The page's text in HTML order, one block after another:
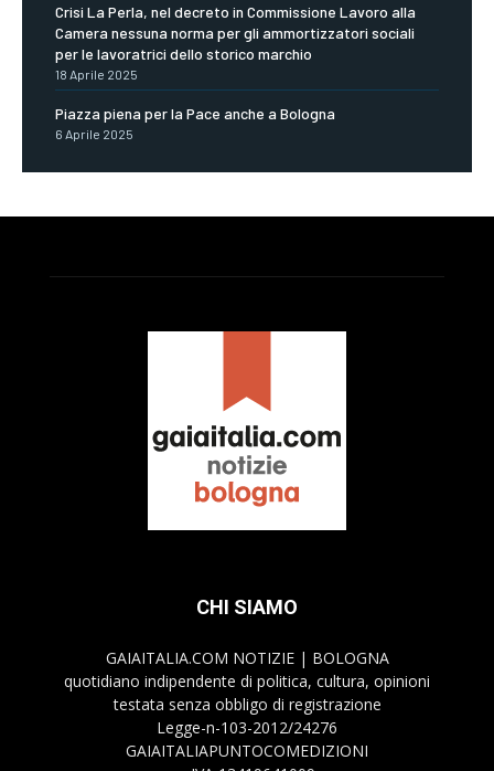
Crisi La Perla, nel decreto in Commissione Lavoro alla
Camera nessuna norma per gli ammortizzatori sociali
per le lavoratrici dello storico marchio
18 Aprile 2025
Piazza piena per la Pace anche a Bologna
6 Aprile 2025
CHI SIAMO
GAIAITALIA.COM NOTIZIE | BOLOGNA
quotidiano indipendente di politica, cultura, opinioni
testata senza obbligo di registrazione
Legge-n-103-2012/24276
GAIAITALIAPUNTOCOMEDIZIONI